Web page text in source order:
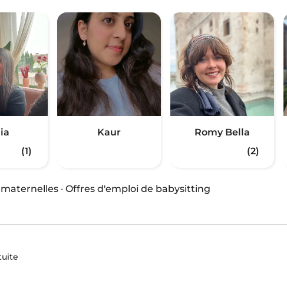
(1)
Kaur
Romy Bella
(2)
· Offres d'emploi de babysitting